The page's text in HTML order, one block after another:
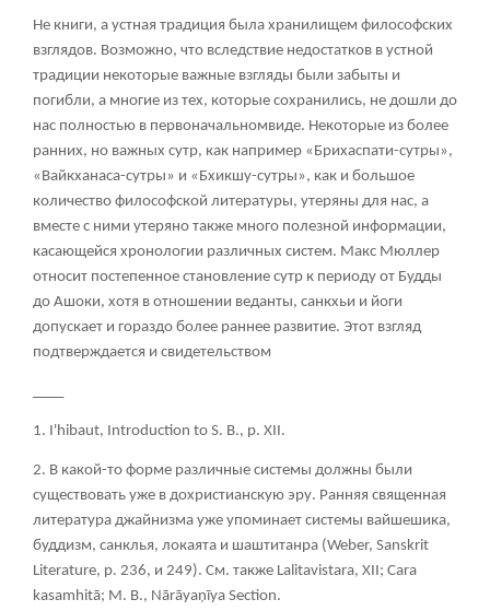
Не книги, а устная традиция была хранилищем философских
взглядов. Возможно, что вследствие недостатков в устной
традиции некоторые важные взгляды были забыты и
погибли, а многие из тех, которые сохранились, не дошли до
нас полностью в первоначальномвиде. Некоторые из более
ранних, но важных сутр, как например «Брихаспати-сутры»,
«Вайкханаса-сутры» и «Бхикшу-сутры», как и большое
количество философской литературы, утеряны для нас, а
вместе с ними утеряно также много полезной информации,
касающейся хронологии различных систем. Макс Мюллер
относит постепенное становление сутр к периоду от Будды
до Ашоки, хотя в отношении веданты, санкхьи и йоги
допускает и гораздо более раннее развитие. Этот взгляд
подтверждается и свидетельством
1. I'hibaut, Introduction to S. B., p. XII.
2. В какой-то форме различные системы должны были
существовать уже в дохристианскую эру. Ранняя священная
литература джайнизма уже упоминает системы вайшешика,
буддизм, санклья, локаята и шаштитанра (Weber, Sanskrit
Literature, p. 236, и 249). См. также Lalitavistara, XII; Cara
kasamhitā; M. B., Nārāyaņīya Section.